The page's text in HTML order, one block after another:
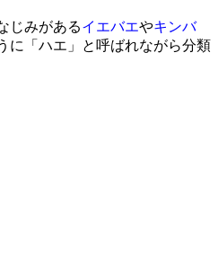
じみがあるイエバエやキンバ
に「ハエ」と呼ばれながら分類